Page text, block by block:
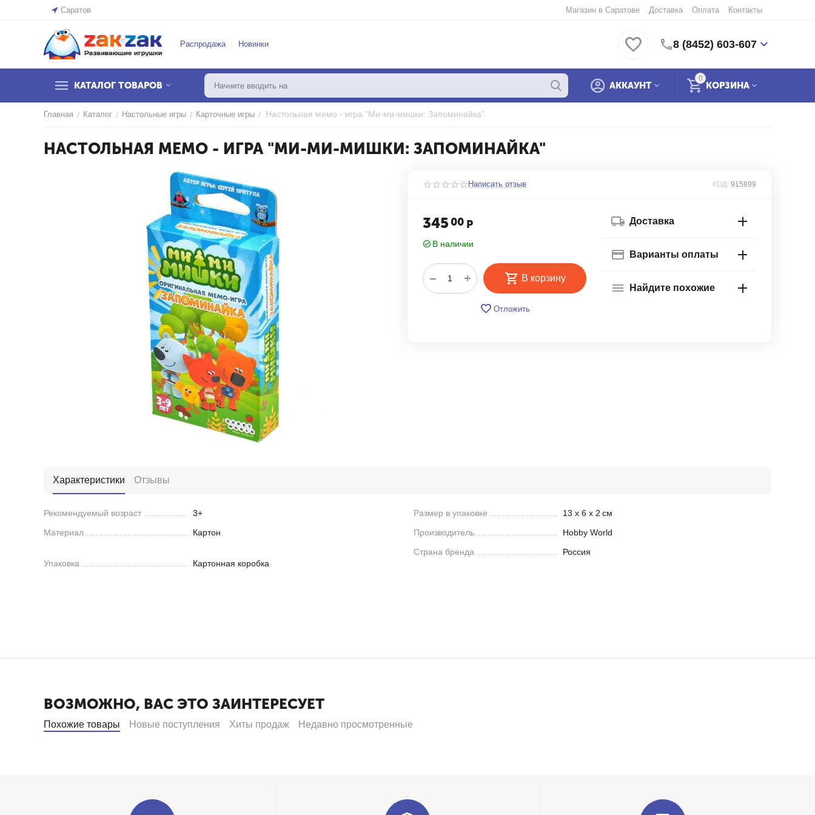
Саратов Магазин в Саратове Доставка Оплата Контакты
Распродажа Новинки 8 (8452) 603-607
КАТАЛОГ ТОВАРОВ
0
КОРЗИНА
АККАУНТ
Главная / Каталог / Настольные игры / Карточные игры / Настольная мемо - игра "Ми-ми-мишки: Запоминайка"
НАСТОЛЬНАЯ МЕМО - ИГРА "МИ-МИ-МИШКИ: ЗАПОМИНАЙКА"
Написать отзыв КОД: 915899
345 00 Р
В наличии
+
− В корзину
Отложить
Доставка
Варианты оплаты
Найдите похожие
Характеристики Отзывы
Рекомендуемый возраст
3+
Материал
Картон
Упаковка Картонная коробка
Размер в упаковке 13 х 6 х 2 см
Производитель
Hobby World
Страна бренда
Россия
ВОЗМОЖНО, ВАС ЭТО ЗАИНТЕРЕСУЕТ
Похожие товары Новые поступления Хиты продаж Недавно просмотренные